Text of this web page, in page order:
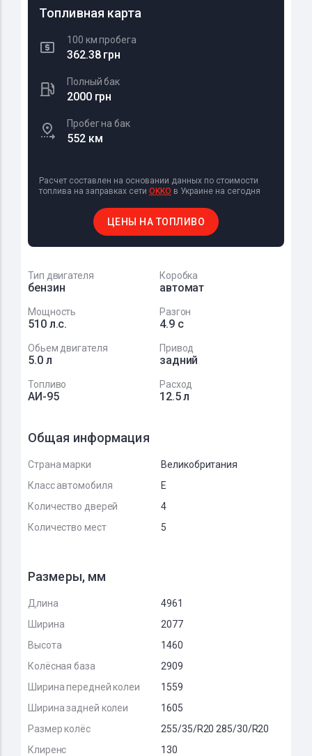
Топливная карта
100 км пробега
362.38 грн
Полный бак
2000 грн
Пробег на бак
552 км
Расчет составлен на основании данных по стоимости
топлива на заправках сети OKKO в Украине на сегодня
ЦЕНЫ НА ТОПЛИВО
Тип двигателя
бензин
Коробка
автомат
Мощность
510 л.с.
Разгон
4.9 с
Обьем двигателя
5.0 л
Привод
задний
Топливо
АИ-95
Расход
12.5 л
Общая информация
Страна марки
Великобритания
Класс автомобиля
E
Количество дверей
4
Количество мест
5
Размеры, мм
Длина
4961
Ширина
2077
Высота
1460
Колёсная база
2909
Ширина передней колеи
1559
Ширина задней колеи
1605
Размер колёс
255/35/R20 285/30/R20
Клиренс
130